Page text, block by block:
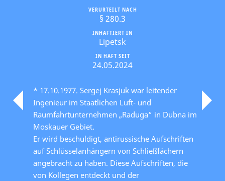
IN HAFT SEIT
24.05.2024
INHAFTIERT IN
Lipetsk
VERURTEILT NACH
§ 280.3
* 17.10.1977. Sergej Krasjuk war leitender
Ingenieur im Staatlichen Luft- und
Raumfahrtunternehmen „Raduga“ in Dubna im
Moskauer Gebiet.
Er wird beschuldigt, antirussische Aufschriften
auf Schlüsselanhängern von Schließfächern
angebracht zu haben. Diese Aufschriften, die
von Kollegen entdeckt und der